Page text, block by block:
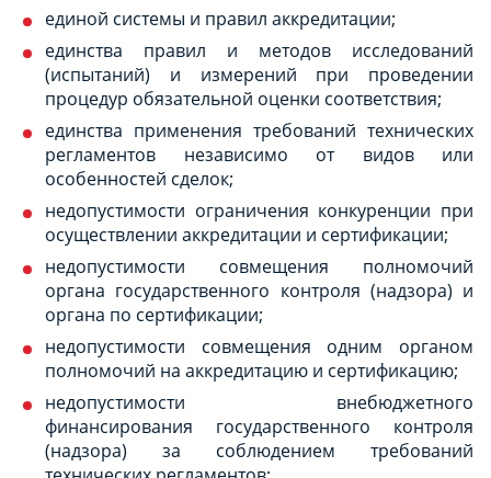
единой системы и правил аккредитации;
единства правил и методов исследований
(испытаний) и измерений при проведении
процедур обязательной оценки соответствия;
единства применения требований технических
регламентов независимо от видов или
особенностей сделок;
недопустимости ограничения конкуренции при
осуществлении аккредитации и сертификации;
недопустимости совмещения полномочий
органа государственного контроля (надзора) и
органа по сертификации;
недопустимости совмещения одним органом
полномочий на аккредитацию и сертификацию;
недопустимости внебюджетного
финансирования государственного контроля
(надзора) за соблюдением требований